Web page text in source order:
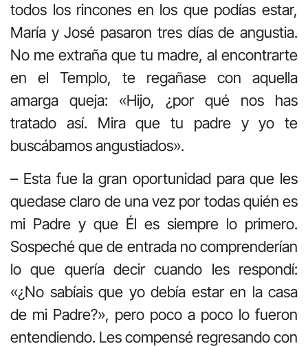
todos los rincones en los que podías estar,
María y José pasaron tres días de angustia.
No me extraña que tu madre, al encontrarte
en el Templo, te regañase con aquella
amarga queja: «Hijo, ¿por qué nos has
tratado así. Mira que tu padre y yo te
buscábamos angustiados».
– Esta fue la gran oportunidad para que les
quedase claro de una vez por todas quién es
mi Padre y que Él es siempre lo primero.
Sospeché que de entrada no comprenderían
lo que quería decir cuando les respondí:
«¿No sabíais que yo debía estar en la casa
de mi Padre?», pero poco a poco lo fueron
entendiendo. Les compensé regresando con